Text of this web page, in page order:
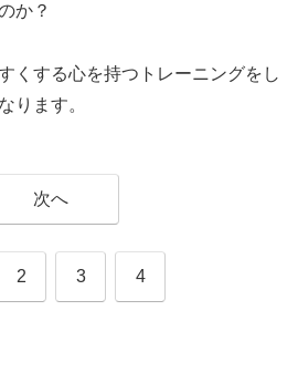
か？
くする心を持つトレーニングをし
ります。
次へ
2 3 4